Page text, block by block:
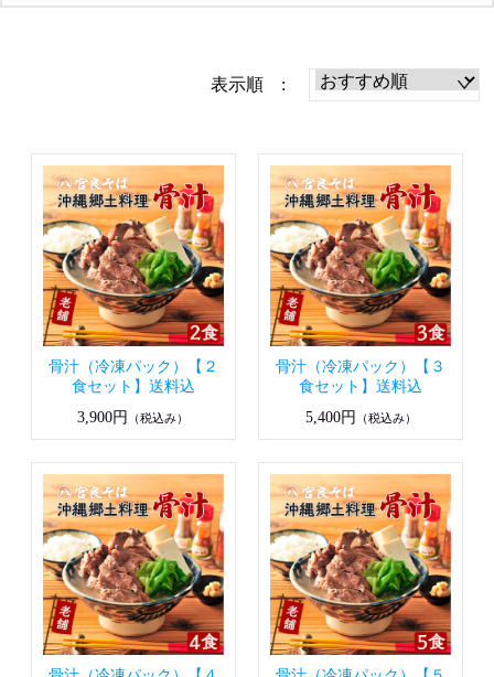
表示順 :
骨汁（冷凍パック）【２
食セット】送料込
3,900円
（税込み）
骨汁（冷凍パック）【３
食セット】送料込
5,400円
（税込み）